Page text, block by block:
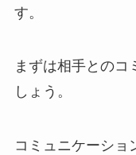
す。
まずは相手とのコ
しょう。
コミュニケーショ